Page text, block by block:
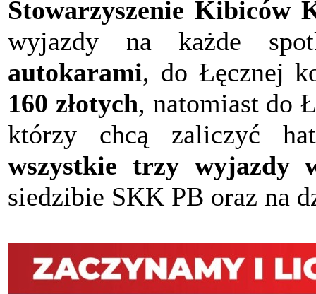
Stowarzyszenie Kibiców
wyjazdy na każde
autokarami, do Łęcznej
160 złotych, natomiast do
którzy chcą zaliczyć
wszystkie trzy wyjazdy
siedzibie SKK PB oraz na